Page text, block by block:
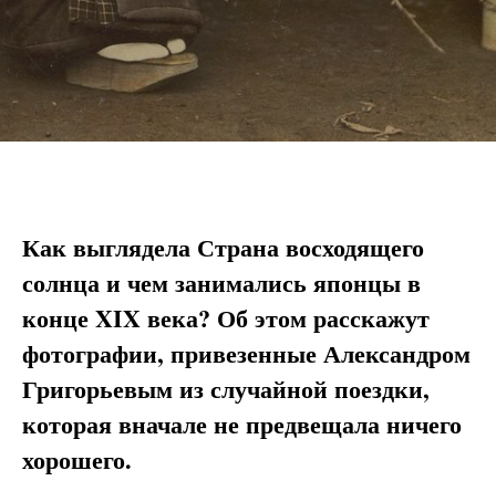
Как выглядела Страна восходящего
солнца и чем занимались японцы в
конце XIX века? Об этом расскажут
фотографии, привезенные Александром
Григорьевым из случайной поездки,
которая вначале не предвещала ничего
хорошего.